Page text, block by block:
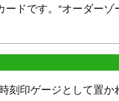
ードです。“オーダー
刻印ゲージとして置